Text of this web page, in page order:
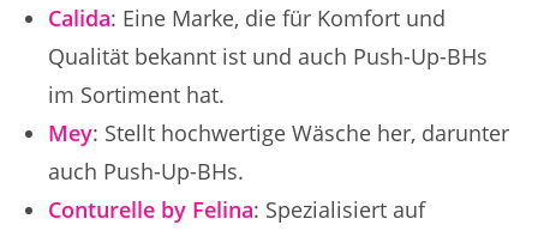
Calida: Eine Marke, die für Komfort und
Qualität bekannt ist und auch Push-Up-BHs
im Sortiment hat.
Mey: Stellt hochwertige Wäsche her, darunter
auch Push-Up-BHs.
Conturelle by Felina: Spezialisiert auf